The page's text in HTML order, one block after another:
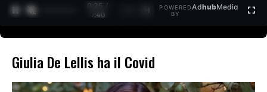
0:26 /
1:40
POWERED
BY
AdhubMedia
Giulia De Lellis ha il Covid